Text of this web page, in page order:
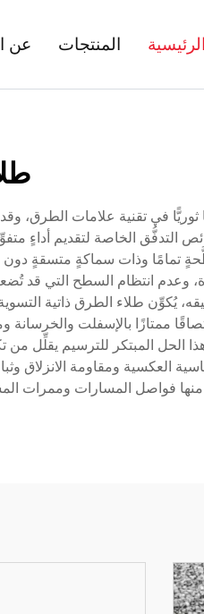
المنتجات عن
ثوريًّا في تقنية علامات الطرق،
التدفُّق الخاصة لتقديم أداءٍ
تمامًا وذات سماكةٍ متسقةٍ دون
وعدم انتظام السطح التي قد
يُكوِّن طلاء الطرق ذاتية
ممتازًا بالإسفلت
الحل المبتكر للترسيم يقلِّل من
العكسية ومقاومة الانزلاق
فواصل المسارات وممرات